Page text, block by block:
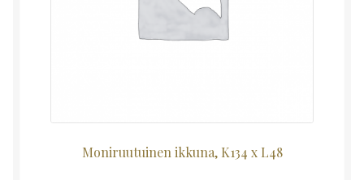
Moniruutuinen ikkuna, K134 x L48